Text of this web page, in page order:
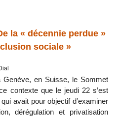
la « décennie perdue »
sociale »
en Suisse, le Sommet
contexte que le jeudi 22 s’est
avait pour objectif d’examiner
dérégulation et privatisation